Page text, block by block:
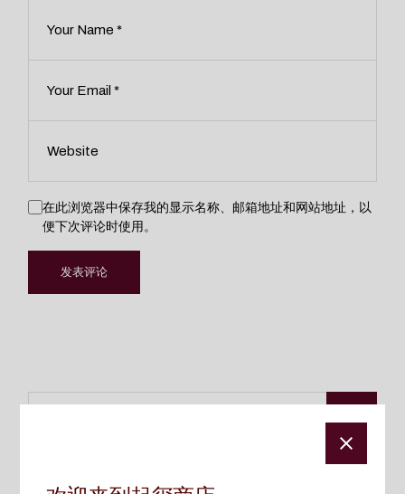
在此浏览器中保存我的显示名称、邮箱地址和网站地址，以
便下次评论时使用。
发表评论
Search